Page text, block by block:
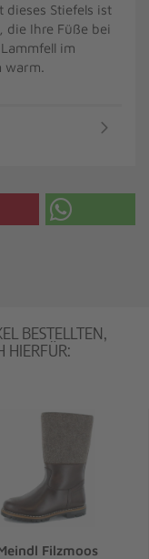
Stiefels ist
die Ihre Füße bei
im
warm.
BESTELLTEN,
HIERFÜR:
Filzmoos